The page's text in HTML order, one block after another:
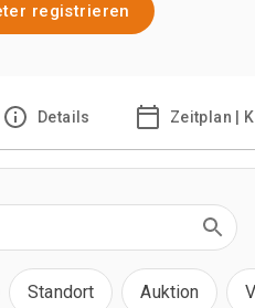
registrieren
Details Zeitplan |
Standort Auktion